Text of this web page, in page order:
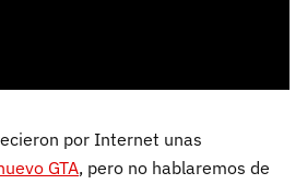
por Internet unas
GTA, pero no hablaremos de